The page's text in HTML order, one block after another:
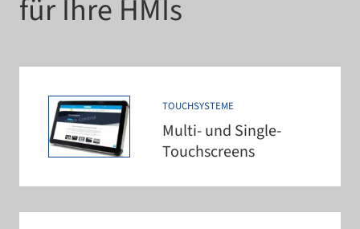
für Ihre HMIs
TOUCHSYSTEME
Multi- und Single-
Touchscreens